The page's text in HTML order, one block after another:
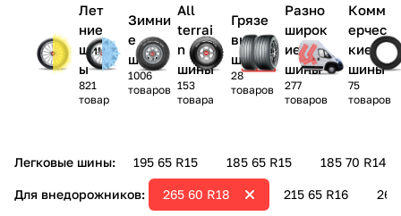
Лет
ние
шин
ы
821
товар
Зимни
е
шины
1006
товаров
All
terrai
n
шины
153
товара
Грязе
вые
шины
28
товаров
Разно
широк
ие
шины
277
товаров
Комм
ерчес
кие
шины
75
товаров
Легковые шины: 195 65 R15 185 65 R15 185 70 R14
Для внедорожников: 215 65 R16 265
265 60 R18